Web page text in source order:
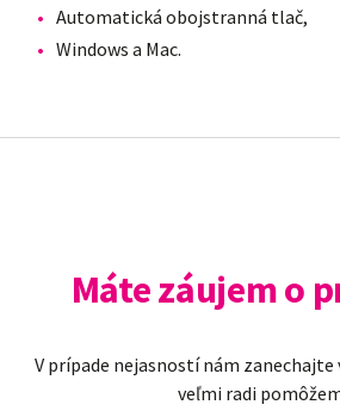
Automatická obojstranná tlač,
Windows a Mac.
Máte záujem o
V prípade nejasností nám zanechajte
veľmi radi